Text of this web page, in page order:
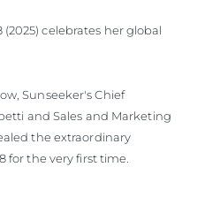
celebrates her global
Sunseeker's Chief
and Sales and Marketing
the extraordinary
the very first time.